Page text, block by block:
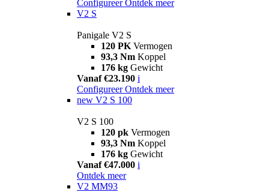
Configureer Ontdek meer
V2 S
Panigale V2 S
120 PK Vermogen
93,3 Nm Koppel
176 kg Gewicht
Vanaf €23.190 i
Configureer Ontdek meer
new V2 S 100
V2 S 100
120 pk Vermogen
93,3 Nm Koppel
176 kg Gewicht
Vanaf €47.000 i
Ontdek meer
V2 MM93